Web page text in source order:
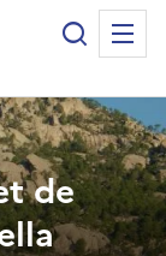
Recherche
de